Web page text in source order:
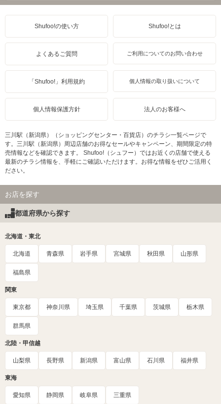
Shufoo!の使い方 Shufoo!とは
よくあるご質問 ご利用についてのお問い合わせ
「Shufoo!」利用規約 個人情報の取り扱いについて
個人情報保護方針 法人のお客様へ
三川駅（新潟県）（ショッピングセンター・百貨店）のチラシ一覧ページで
す。三川駅（新潟県）周辺店舗のお得なセールやキャンペーン、期間限定の特
売情報などを確認できます。 Shufoo!（シュフー）ではお近くの店舗で使える
最新のチラシ情報を、手軽にご確認いただけます。お得な情報をぜひご活用く
ださい。
お店を探す
都道府県から探す
北海道・東北
北海道 青森県 岩手県 宮城県 秋田県 山形県
福島県
関東
東京都 神奈川県 埼玉県 千葉県 茨城県 栃木県
群馬県
北陸・甲信越
山梨県 長野県 新潟県 富山県 石川県 福井県
東海
愛知県 静岡県 岐阜県 三重県